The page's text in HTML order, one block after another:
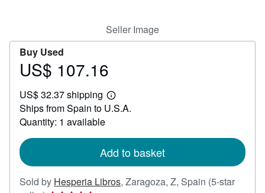
Seller Image
Buy Used
Price
107.16
US$ 107.16
US$ 32.37 shipping
Learn
more
Ships from Spain to U.S.A.
Quantity: 1 available
Add to basket
Sold by Hesperia Libros, Zaragoza, Z, Spain (5-star